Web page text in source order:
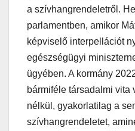
a szívhangrendeletről.
parlamentben, amikor
képviselő interpellációt
egészségügyi
ügyében. A kormány
bármiféle társadalmi vita
nélkül, gyakorlatilag a
szívhangrendeletet,